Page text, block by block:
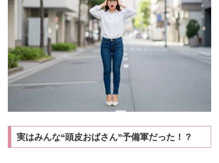
実はみんな“頭皮おばさん”予備軍だった！？